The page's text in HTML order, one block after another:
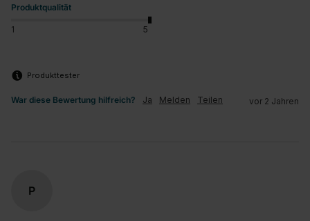
Produktqualität
1 5
Produkttester
War diese Bewertung hilfreich? Ja Melden Teilen vor 2 Jahren
P